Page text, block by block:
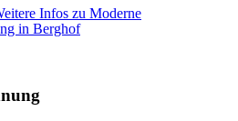
Infos zu Moderne
in Berghof